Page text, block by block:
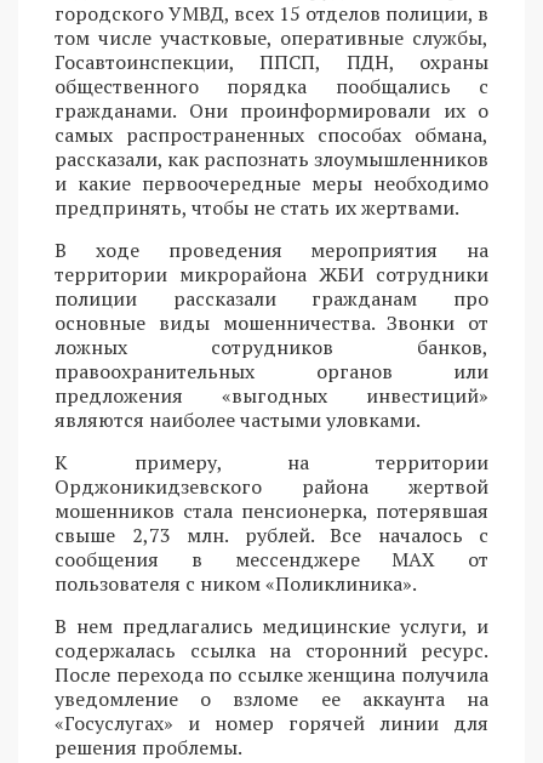
городского УМВД, всех 15 отделов полиции, в
том числе участковые, оперативные службы,
Госавтоинспекции, ППСП, ПДН, охраны
общественного порядка пообщались с
гражданами. Они проинформировали их о
самых распространенных способах обмана,
рассказали, как распознать злоумышленников
и какие первоочередные меры необходимо
предпринять, чтобы не стать их жертвами.
В ходе проведения мероприятия на
территории микрорайона ЖБИ сотрудники
полиции рассказали гражданам про
основные виды мошенничества. Звонки от
ложных сотрудников банков,
правоохранительных органов или
предложения «выгодных инвестиций»
являются наиболее частыми уловками.
К примеру, на территории
Орджоникидзевского района жертвой
мошенников стала пенсионерка, потерявшая
свыше 2,73 млн. рублей. Все началось с
сообщения в мессенджере MAX от
пользователя с ником «Поликлиника».
В нем предлагались медицинские услуги, и
содержалась ссылка на сторонний ресурс.
После перехода по ссылке женщина получила
уведомление о взломе ее аккаунта на
«Госуслугах» и номер горячей линии для
решения проблемы.